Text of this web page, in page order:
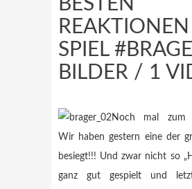
SPIEL
BILDER / 1
Noch mal zum
Wir haben gestern eine der
besiegt!!! Und zwar nicht so
ganz gut gespielt und